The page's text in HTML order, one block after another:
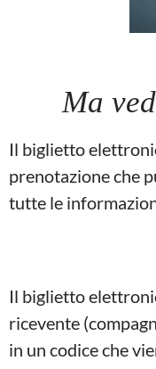
Ma
Il biglietto
prenotazione che
tutte le
Il biglietto
ricevente
in un codice che